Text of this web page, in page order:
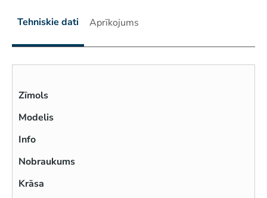
Tehniskie dati Aprīkojums
Zīmols
Modelis
Info
Nobraukums
Krāsa